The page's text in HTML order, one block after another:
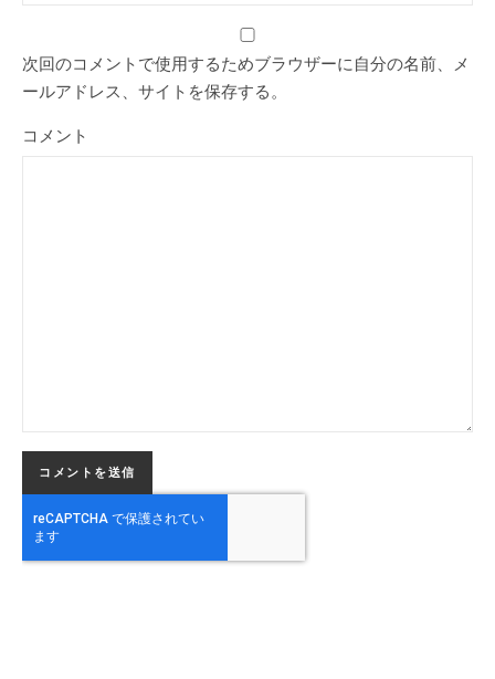
次回のコメントで使用するためブラウザーに自分の名前、メ
ールアドレス、サイトを保存する。
コメント